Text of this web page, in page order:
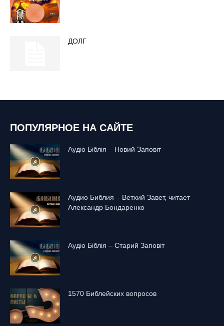
ДОЛГ
ПОПУЛЯРНОЕ НА САЙТЕ
Аудіо Біблія – Новий Заповіт
Аудио Библия – Ветхий Завет, читает
Александр Бондаренко
Аудіо Біблія – Старий Заповіт
1570 Библейских вопросов